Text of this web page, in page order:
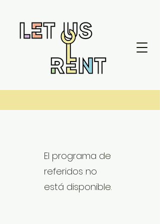
El programa de
referidos no
está disponible.